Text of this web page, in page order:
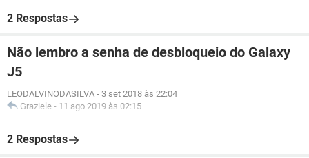
2 Respostas
Não lembro a senha de desbloqueio do Galaxy
J5
LEODALVINODASILVA - 3 set 2018 às 22:04
Graziele - 11 ago 2019 às 02:15
2 Respostas